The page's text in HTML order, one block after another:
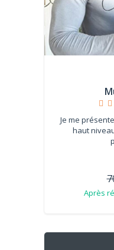
Je me
haut
Après